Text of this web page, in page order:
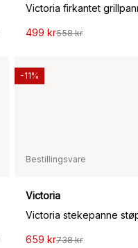
499 kr558 kr
Bestillingsvare
Victoria
659 kr738 kr
-11%